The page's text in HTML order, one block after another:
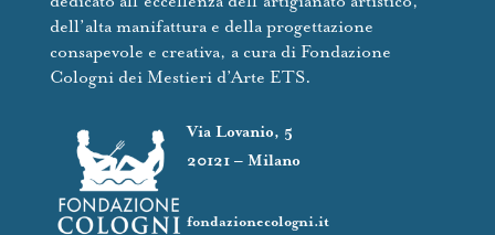
dell’alta manifattura e della progettazione
consapevole e creativa, a cura di Fondazione
Cologni dei Mestieri d’Arte ETS.
Via Lovanio, 5
20121 – Milano
fondazionecologni.it